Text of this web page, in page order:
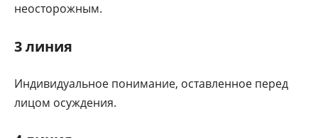
неосторожным.
3 линия
Индивидуальное понимание, оставленное перед
лицом осуждения.